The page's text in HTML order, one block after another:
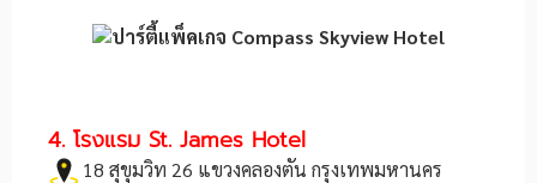
4. โรงแรม St. James Hotel
18 สุขุมวิท 26 แขวงคลองตัน กรุงเทพมหานคร